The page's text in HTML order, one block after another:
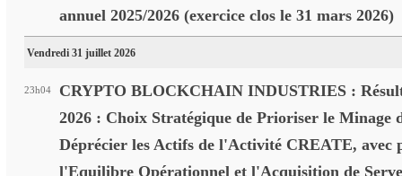
annuel 2025/2026 (exercice clos le 31 mars 2026)
Vendredi 31 juillet 2026
23h04
CRYPTO BLOCKCHAIN INDUSTRIES :
2026 : Choix Stratégique de Prioriser le Minage
Déprécier les Actifs de l'Activité CREATE, avec
l'Equilibre Opérationnel et l'Acquisition de